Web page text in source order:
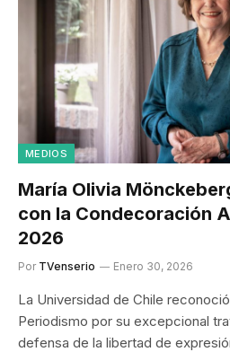
MEDIOS
María Olivia
con la Condecoración
2026
Por TVenserio Enero 30, 2026
La Universidad de Chile
Periodismo por su excepcional
defensa de la libertad de